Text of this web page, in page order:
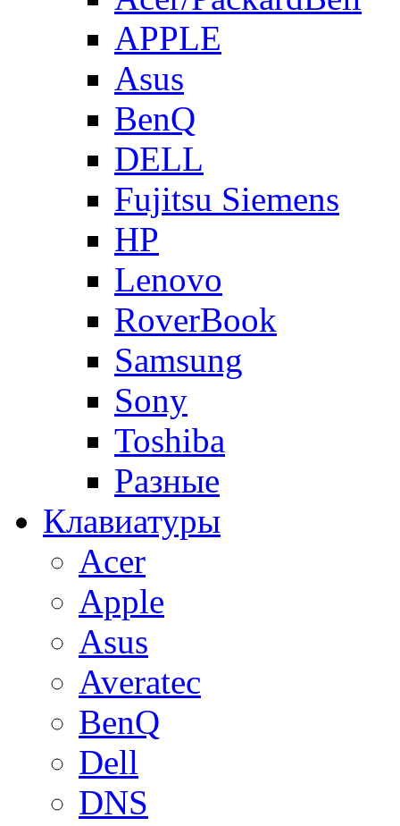
APPLE
Asus
BenQ
DELL
Fujitsu Siemens
HP
Lenovo
RoverBook
Samsung
Sony
Toshiba
Разные
Клавиатуры
Acer
Apple
Asus
Averatec
BenQ
Dell
DNS